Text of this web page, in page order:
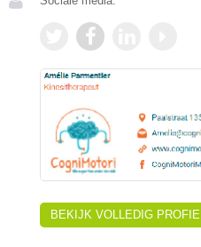
BEKIJK VOLLEDIG PROFIEL